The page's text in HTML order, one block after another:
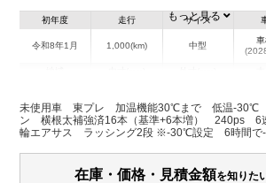
初年度
令和8年1月
走行
1,000(km)
サイズ
中型
広島県
W:2,260
H:2,030
W:2,490
H:3,250
パワステ パワーウィンドウ
もっと見る
未使用車 東プレ 加温機能30℃まで 低温-30℃
ン 横根太補強済16本（基準+6本増） 240ps
輪エアサス ラッシング2段 ※-30℃設定 6時間で-
在庫・価格・見積金額を知りた